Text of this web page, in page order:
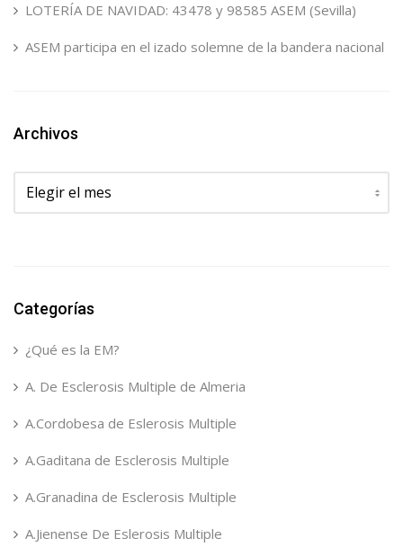
LOTERÍA DE NAVIDAD: 43478 y 98585 ASEM (Sevilla)
ASEM participa en el izado solemne de la bandera nacional
Archivos
Archivos
Categorías
¿Qué es la EM?
A. De Esclerosis Multiple de Almeria
A.Cordobesa de Eslerosis Multiple
A.Gaditana de Esclerosis Multiple
A.Granadina de Esclerosis Multiple
A.Jienense De Eslerosis Multiple